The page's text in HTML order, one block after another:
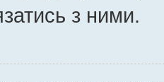
з ними.